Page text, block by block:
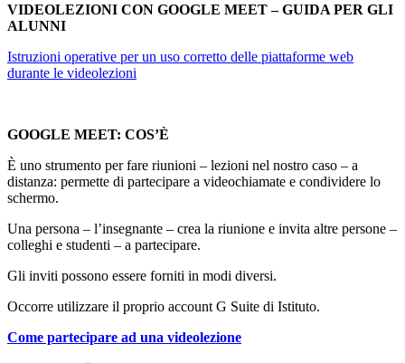
VIDEOLEZIONI CON GOOGLE MEET – GUIDA PER GLI
ALUNNI
Istruzioni operative per un uso corretto delle piattaforme web
durante le videolezioni
GOOGLE MEET: COS’È
È uno strumento per fare riunioni – lezioni nel nostro caso – a
distanza: permette di partecipare a videochiamate e condividere lo
schermo.
Una persona – l’insegnante – crea la riunione e invita altre persone –
colleghi e studenti – a partecipare.
Gli inviti possono essere forniti in modi diversi.
Occorre utilizzare il proprio account G Suite di Istituto.
Come partecipare ad una videolezione